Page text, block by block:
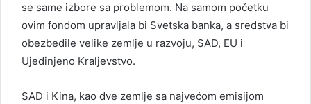
se same izbore sa problemom. Na samom početku
ovim fondom upravljala bi Svetska banka, a sredstva bi
obezbedile velike zemlje u razvoju, SAD, EU i
Ujedinjeno Kraljevstvo.
SAD i Kina, kao dve zemlje sa najvećom emisijom